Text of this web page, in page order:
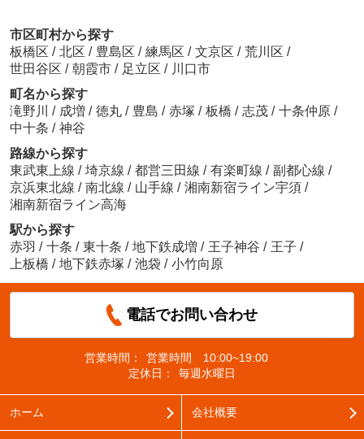
市区町村から探す
板橋区 / 北区 / 豊島区 / 練馬区 / 文京区 / 荒川区 /
世田谷区 / 朝霞市 / 足立区 / 川口市
町名から探す
滝野川 / 成増 / 徳丸 / 豊島 / 赤塚 / 板橋 / 志茂 / 十条仲原 /
中十条 / 神谷
路線から探す
東武東上線 / 埼京線 / 都営三田線 / 有楽町線 / 副都心線 /
京浜東北線 / 南北線 / 山手線 / 湘南新宿ライン宇須 /
湘南新宿ライン高海
駅から探す
赤羽 / 十条 / 東十条 / 地下鉄成増 / 王子神谷 / 王子 /
上板橋 / 地下鉄赤塚 / 池袋 / 小竹向原
電話でお問い合わせ
営業時間：
営業時間 10:00~19:00
定休日：
毎週水曜日
ホーム 会社概要